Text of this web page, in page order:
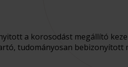
a korosodást megállító
tudományosan bebizonyított